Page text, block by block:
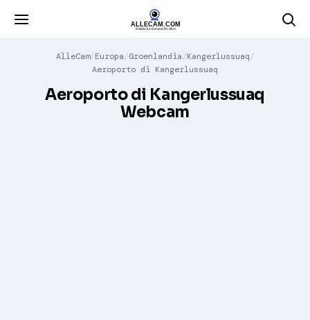
AlleCam Europa Groenlandia Kangerlussuaq
Aeroporto di Kangerlussuaq
Aeroporto di Kangerlussuaq
Webcam